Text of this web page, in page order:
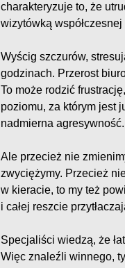
charakteryzuje to, że
wizytówką
Wyścig szczurów,
godzinach. Przerost
To może rodzić
poziomu, za którym jest
nadmierna agresywność.
Ale przecież nie
zwyciężymy. Przecież
w kieracie, to my też
i całej reszcie
Specjaliści wiedzą, że
Więc znaleźli winnego,